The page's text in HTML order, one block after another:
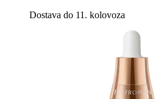
Dostava do 11. kolovoza